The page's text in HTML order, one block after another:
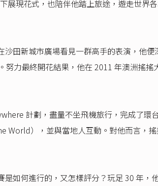
展現花式，也陪伴他踏上旅途，遊走世界
田新城市廣場看見一群高手的表演，他
力最終開花結果，他在 2011 年澳洲搖
計劃，盡量不坐飛機旅行，完成了環
），並與當地人互動。對他而言，
如何進行的，又怎樣評分？玩足 30 年，